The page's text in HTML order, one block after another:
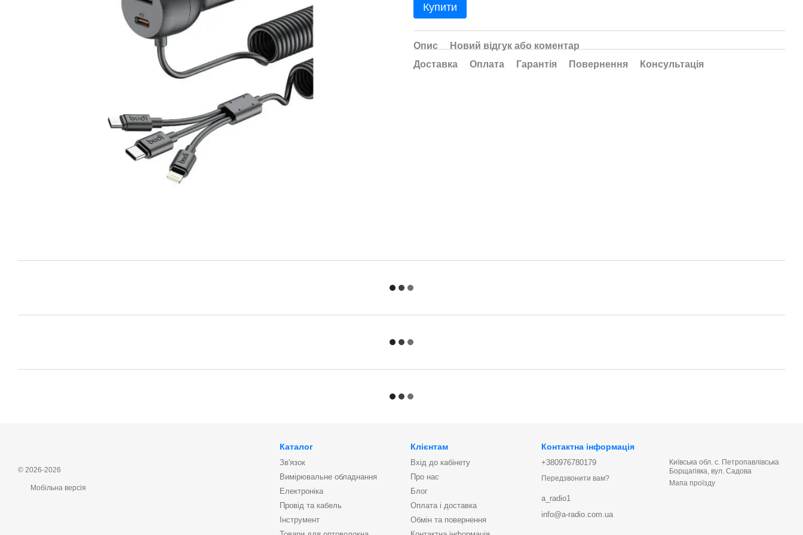
Купити
Опис
Новий відгук або коментар
Доставка
Оплата Гарантія Повернення Консультація
© 2026-2026
Мобільна версія
Каталог
Зв'язок
Вимірювальне обладнання
Електроніка
Провід та кабель
Інструмент
Клієнтам
Вхід до кабінету
Про нас
Блог
Оплата і доставка
Обмін та повернення
Контактна інформація
+380976780179
Передзвонити вам?
a_radio1
info@a-radio.com.ua
Київська обл. с. Петропавлівська
Борщагівка, вул. Садова
Мапа проїзду